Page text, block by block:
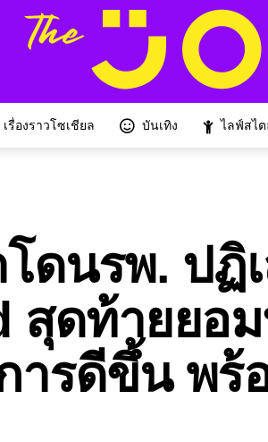
เรื่องราวโซเชียล บันเทิง ไลฟ์สไต
ดนรพ. ปฏิ
สุดท้ายยอ
ารดีขึ้น พร้